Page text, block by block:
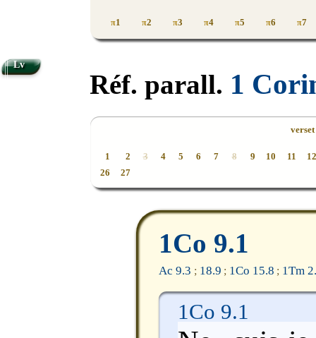
π1 π2 π3 π4 π5 π6 π7
Réf. parall. 1
verset
1 2 3 4 5 6 7 8 9 10 11
12
26
27
1Co 9.1
Ac 9.3 ; 18.9 ; 1Co 15.8 ; 1Tm
1Co 9.1
Lv